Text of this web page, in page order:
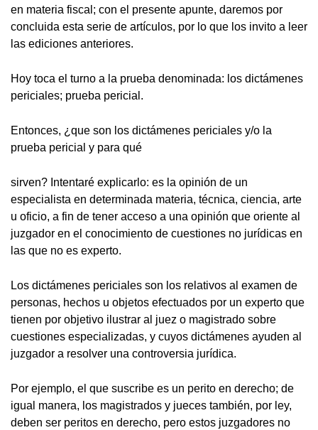
en materia fiscal; con el presente apunte, daremos por
concluida esta serie de artículos, por lo que los invito a leer
las ediciones anteriores.
Hoy toca el turno a la prueba denominada: los dictámenes
periciales; prueba pericial.
Entonces, ¿que son los dictámenes periciales y/o la
prueba pericial y para qué
sirven? Intentaré explicarlo: es la opinión de un
especialista en determinada materia, técnica, ciencia, arte
u oficio, a fin de tener acceso a una opinión que oriente al
juzgador en el conocimiento de cuestiones no jurídicas en
las que no es experto.
Los dictámenes periciales son los relativos al examen de
personas, hechos u objetos efectuados por un experto que
tienen por objetivo ilustrar al juez o magistrado sobre
cuestiones especializadas, y cuyos dictámenes ayuden al
juzgador a resolver una controversia jurídica.
Por ejemplo, el que suscribe es un perito en derecho; de
igual manera, los magistrados y jueces también, por ley,
deben ser peritos en derecho, pero estos juzgadores no